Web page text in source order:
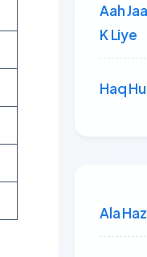
Aah
K Liye
Haq
Ala